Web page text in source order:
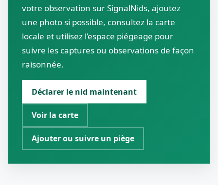
votre observation sur SignalNids, ajoutez
une photo si possible, consultez la carte
locale et utilisez l’espace piégeage pour
suivre les captures ou observations de façon
raisonnée.
Déclarer le nid maintenant
Voir la carte
Ajouter ou suivre un piège